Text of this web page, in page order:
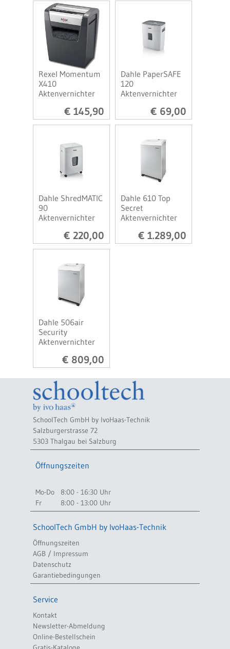
Rexel Momentum
X410
Aktenvernichter
€ 145,90
Dahle PaperSAFE
120
Aktenvernichter
€ 69,00
Dahle ShredMATIC
90
Aktenvernichter
€ 220,00
Dahle 610 Top
Secret
Aktenvernichter
€ 1.289,00
Dahle 506air
Security
Aktenvernichter
€ 809,00
SchoolTech GmbH by IvoHaas-Technik
Salzburgerstrasse 72
5303 Thalgau bei Salzburg
Öffnungszeiten
Mo-Do
8:00 - 16:30 Uhr
Fr
8:00 - 13:00 Uhr
SchoolTech GmbH by IvoHaas-Technik
Öffnungszeiten
AGB / Impressum
Datenschutz
Garantiebedingungen
Service
Kontakt
Newsletter-Abmeldung
Online-Bestellschein